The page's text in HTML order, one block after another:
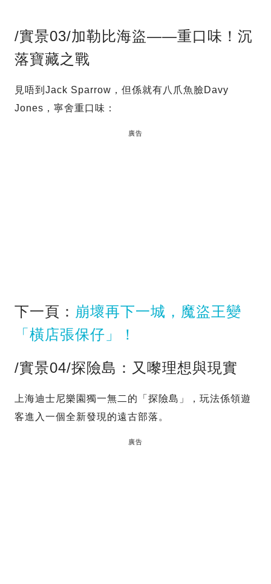
/實景03/加勒比海盜——重口味！沉
落寶藏之戰
見唔到Jack Sparrow，但係就有八爪魚臉Davy
Jones，寧舍重口味：
廣告
下一頁： 崩壞再下一城，魔盜王變
「橫店張保仔」！
/實景04/探險島：又嚟理想與現實
上海迪士尼樂園獨一無二的「探險島」，玩法係領遊
客進入一個全新發現的遠古部落。
廣告